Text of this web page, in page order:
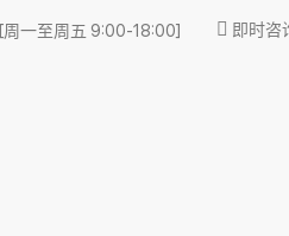
[周一至周五 9:00-18:00] 即时咨